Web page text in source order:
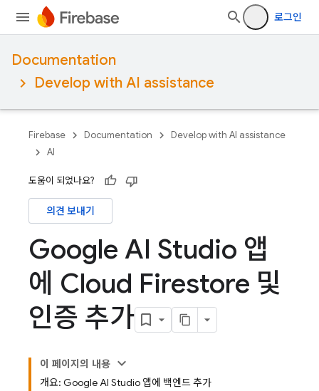
로그인
Documentation
Develop with AI assistance
Firebase Documentation
Develop with AI assistance
AI
도움이 되었나요?
의견 보내기
Google AI Studio 앱
에 Cloud Firestore 및
인증 추가
이 페이지의 내용
개요: Google AI Studio 앱에 백엔드 추가